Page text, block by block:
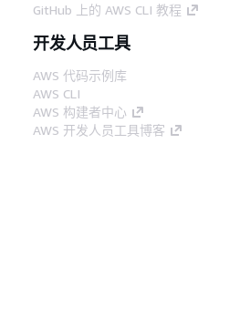
GitHub 上的 AWS CLI 教程
开发人员工具
AWS 代码示例库
AWS CLI
AWS 构建者中心
AWS 开发人员工具博客